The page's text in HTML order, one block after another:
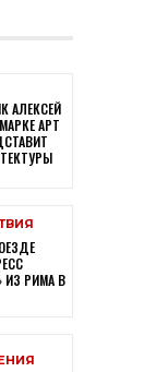
АЛЕКСЕЙ
АРТ
ИЗ РИМА В